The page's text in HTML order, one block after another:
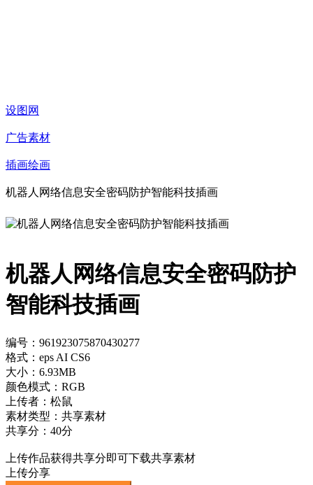
设图网
广告素材
插画绘画
机器人网络信息安全密码防护智能科技插画
机器人网络信息安全密码防护
智能科技插画
编号：961923075870430277
格式：eps AI CS6
大小：6.93MB
颜色模式：RGB
上传者：松鼠
素材类型：共享素材
共享分：40分
上传作品获得共享分即可下载共享素材
上传分享